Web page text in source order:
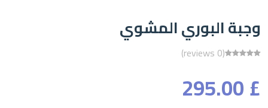
وجبة البوري المشوي
(0 reviews)
£ 295.00